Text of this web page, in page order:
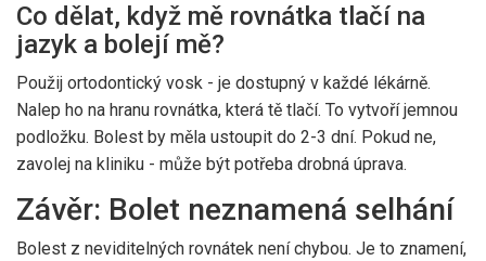
Co dělat, když mě rovnátka tlačí na
jazyk a bolejí mě?
Použij ortodontický vosk - je dostupný v každé lékárně.
Nalep ho na hranu rovnátka, která tě tlačí. To vytvoří jemnou
podložku. Bolest by měla ustoupit do 2-3 dní. Pokud ne,
zavolej na kliniku - může být potřeba drobná úprava.
Závěr: Bolet neznamená selhání
Bolest z neviditelných rovnátek není chybou. Je to znamení,